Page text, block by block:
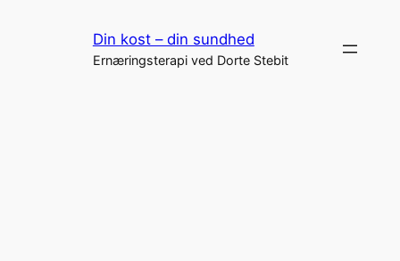
Din kost – din sundhed
Ernæringsterapi ved Dorte Stebit